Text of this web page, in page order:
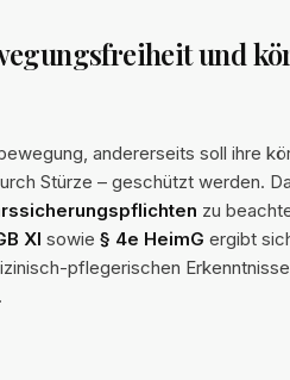
und
andererseits soll ihre
Stürze – geschützt werden.
zu
XI sowie § 4e HeimG ergibt
pflegerischen